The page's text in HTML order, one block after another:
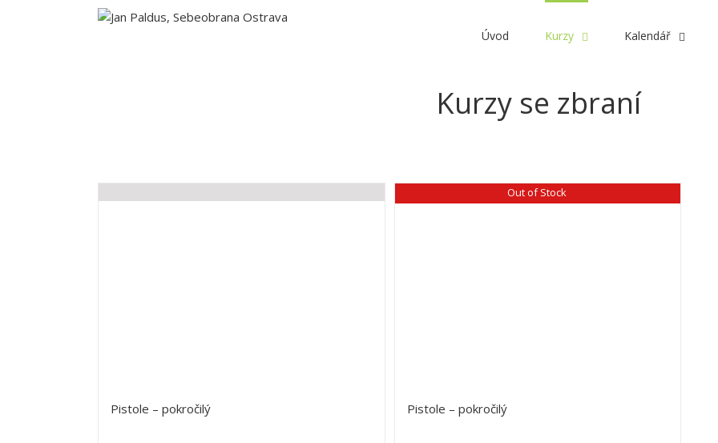
Úvod Kurzy Kalendář
Kurzy se zbraní
Pistole – pokročilý
Out of Stock
Pistole – pokročilý